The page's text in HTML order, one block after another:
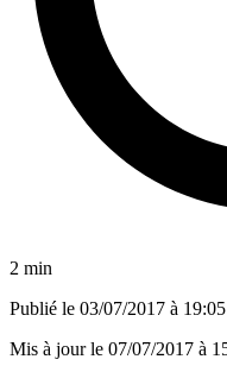
2 min
Publié le 03/07/2017 à 19:05
Mis à jour le 07/07/2017 à